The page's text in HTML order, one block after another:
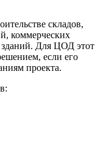
складов,
коммерческих
зданий. Для ЦОД этот
если его
проекта.